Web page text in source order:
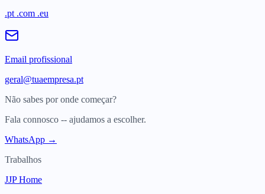
.pt .com .eu
Email profissional
geral@tuaempresa.pt
Não sabes por onde começar?
Fala connosco -- ajudamos a escolher.
WhatsApp →
Trabalhos
JJP Home